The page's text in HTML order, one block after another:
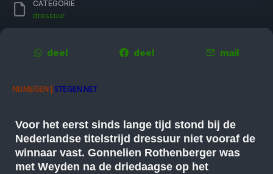
CATEGORIE
dressuur
deel deel mail
NIJMEGEN |STEGEN.NET
Voor het eerst sinds lange tijd stond bij de
Nederlandse titelstrijd dressuur niet vooraf de
winnaar vast. Gonnelien Rothenberger was
met Weyden na de driedaagse op het